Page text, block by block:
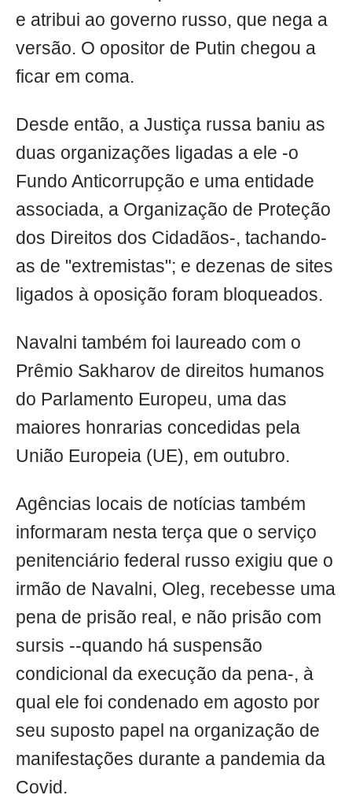
e atribui ao governo russo, que nega a
versão. O opositor de Putin chegou a
ficar em coma.
Desde então, a Justiça russa baniu as
duas organizações ligadas a ele -o
Fundo Anticorrupção e uma entidade
associada, a Organização de Proteção
dos Direitos dos Cidadãos-, tachando-
as de "extremistas"; e dezenas de sites
ligados à oposição foram bloqueados.
Navalni também foi laureado com o
Prêmio Sakharov de direitos humanos
do Parlamento Europeu, uma das
maiores honrarias concedidas pela
União Europeia (UE), em outubro.
Agências locais de notícias também
informaram nesta terça que o serviço
penitenciário federal russo exigiu que o
irmão de Navalni, Oleg, recebesse uma
pena de prisão real, e não prisão com
sursis --quando há suspensão
condicional da execução da pena-, à
qual ele foi condenado em agosto por
seu suposto papel na organização de
manifestações durante a pandemia da
Covid.